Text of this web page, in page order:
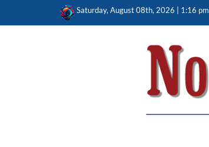
Saturday, August 08th, 2026 | 1:16 pm